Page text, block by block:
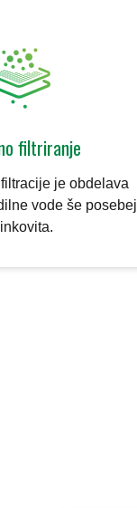
filtriranje
je obdelava
vode še posebej